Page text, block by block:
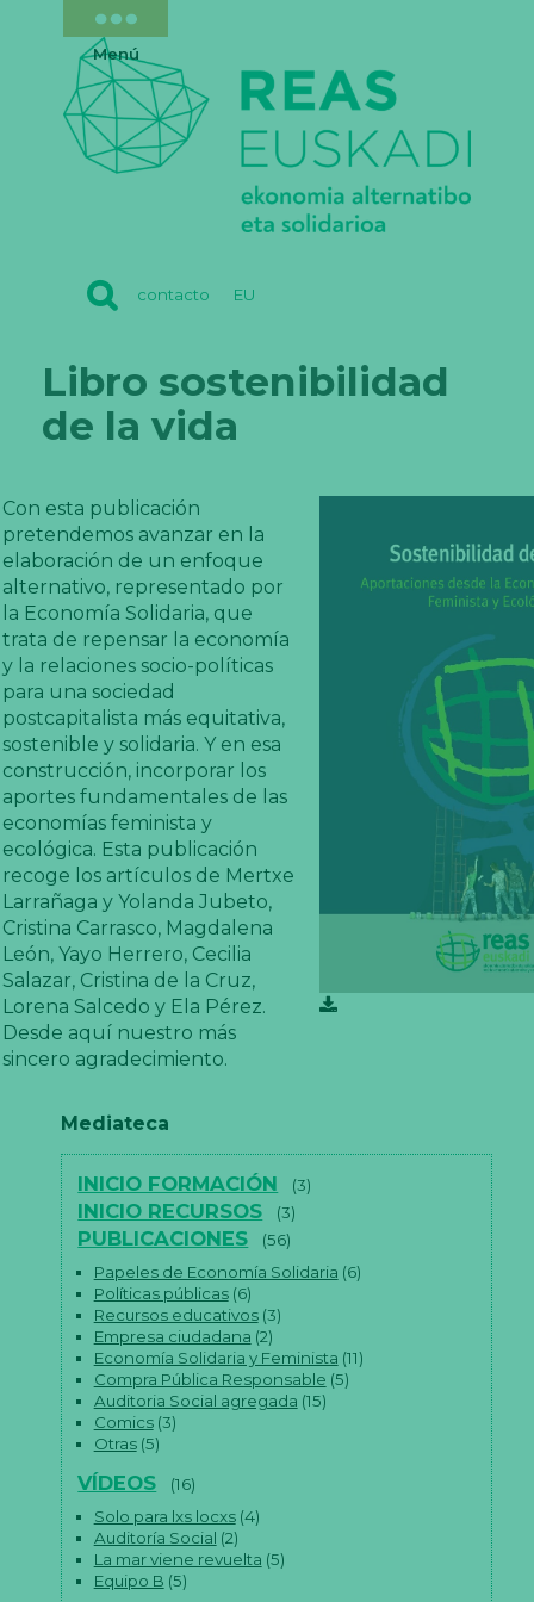
contacto EU
Menú
Libro sostenibilidad
de la vida
Con esta publicación
pretendemos avanzar en la
elaboración de un enfoque
alternativo, representado por
la Economía Solidaria, que
trata de repensar la economía
y la relaciones socio-políticas
para una sociedad
postcapitalista más equitativa,
sostenible y solidaria. Y en esa
construcción, incorporar los
aportes fundamentales de las
economías feminista y
ecológica. Esta publicación
recoge los artículos de Mertxe
Larrañaga y Yolanda Jubeto,
Cristina Carrasco, Magdalena
León, Yayo Herrero, Cecilia
Salazar, Cristina de la Cruz,
Lorena Salcedo y Ela Pérez.
Desde aquí nuestro más
sincero agradecimiento.
Mediateca
INICIO FORMACIÓN (3)
INICIO RECURSOS (3)
PUBLICACIONES
(56)
Papeles de Economía Solidaria (6)
Políticas públicas(6)
Recursos educativos(3)
Empresa ciudadana (2)
Economía Solidaria y Feminista (11)
Compra Pública Responsable (5)
Auditoria Social agregada (15)
Comics(3)
Otras(5)
VÍDEOS
(16)
Solo para lxs locxs(4)
Auditoría Social (2)
La mar viene revuelta (5)
Equipo B (5)